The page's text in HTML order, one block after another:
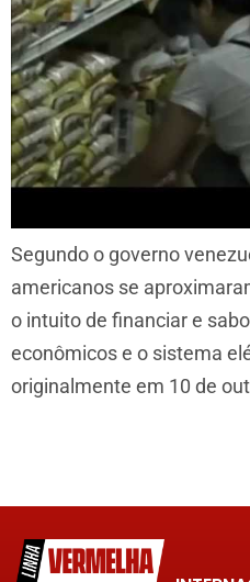
Segundo o governo
americanos se
o intuito de financiar e
econômicos e o sistema
originalmente em 10 de